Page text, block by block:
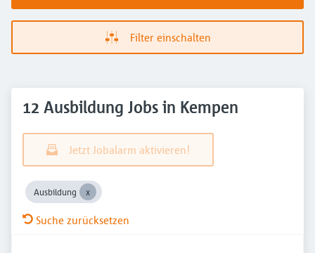
Filter einschalten
12 Ausbildung Jobs in Kempen
Jetzt Jobalarm aktivieren!
Ausbildung
Suche zurücksetzen